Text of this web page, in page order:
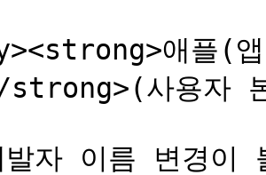
애플(
strong>(사용자
발자 이름 변경이